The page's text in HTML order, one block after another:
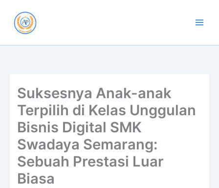
content
Suksesnya Anak-anak
Terpilih di Kelas Unggulan
Bisnis Digital SMK
Swadaya Semarang:
Sebuah Prestasi Luar
Biasa